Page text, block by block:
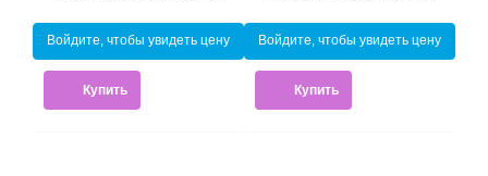
Войдите, чтобы увидеть цену
Купить
Войдите, чтобы увидеть цену
Купить